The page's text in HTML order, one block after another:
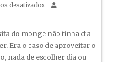
desativados em
Monges!
do monge não tinha dia
Era o caso de aproveitar o
nada de escolher dia ou